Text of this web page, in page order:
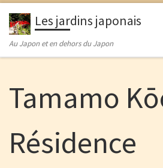
Passer au contenu
Les jardins japonais
Au Japon et en dehors du Japon
Tamamo
Résidence